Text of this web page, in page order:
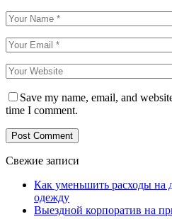
Save my name, email, and
time I comment.
Свежие записи
Как уменьшить расходы на
одежду
Выездной корпоратив на